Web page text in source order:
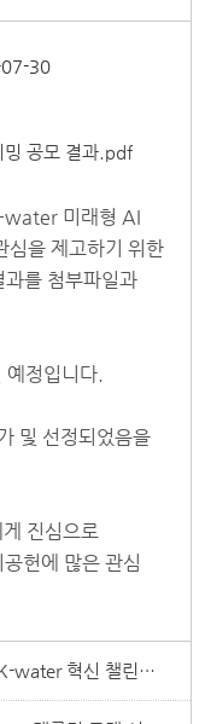
30
공모 결과.pdf
water 미래형 AI
심을 제고하기 위한
를 첨부파일과
예정입니다.
및 선정되었음을
진심으로
헌에 많은 관심
[이벤트 당첨발표] 2024년 K-water 혁신 챌린지 투표 이벤트 결과 안내★